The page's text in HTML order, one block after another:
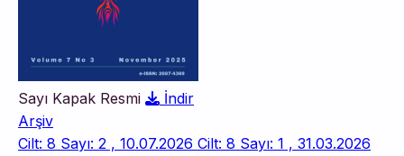
Sayı Kapak Resmi
İndir
Arşiv
Cilt: 8 Sayı: 2 , 10.07.2026 Cilt: 8 Sayı: 1 , 31.03.2026